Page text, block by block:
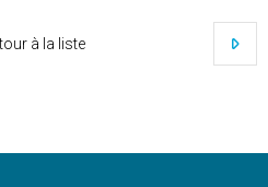
à la liste